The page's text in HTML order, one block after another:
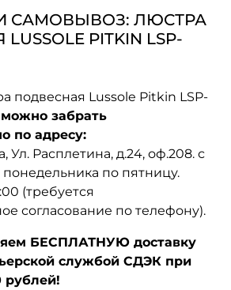
САМОВЫВОЗ: ЛЮСТРА
PITKIN LSP-
подвесная Lussole Pitkin LSP-
забрать
по адресу:
Ул. Расплетина, д.24, оф.208. с
понедельника по пятницу.
(требуется
согласование по телефону).
БЕСПЛАТНУЮ доставку
службой СДЭК при
рублей!